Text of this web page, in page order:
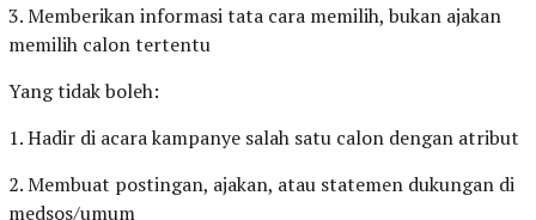
3. Memberikan informasi tata cara memilih, bukan ajakan
memilih calon tertentu
Yang tidak boleh:
1. Hadir di acara kampanye salah satu calon dengan atribut
2. Membuat postingan, ajakan, atau statemen dukungan di
medsos/umum